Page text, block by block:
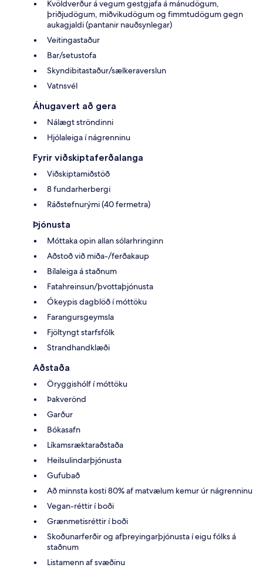
Kvöldverður á vegum gestgjafa á mánudögum,
þriðjudögum, miðvikudögum og fimmtudögum gegn
aukagjaldi (pantanir nauðsynlegar)
Veitingastaður
Bar/setustofa
Skyndibitastaður/sælkeraverslun
Vatnsvél
Áhugavert að gera
Nálægt ströndinni
Hjólaleiga í nágrenninu
Fyrir viðskiptaferðalanga
Viðskiptamiðstöð
8 fundarherbergi
Ráðstefnurými (40 fermetra)
Þjónusta
Móttaka opin allan sólarhringinn
Aðstoð við miða-/ferðakaup
Bílaleiga á staðnum
Fatahreinsun/þvottaþjónusta
Ókeypis dagblöð í móttöku
Farangursgeymsla
Fjöltyngt starfsfólk
Strandhandklæði
Aðstaða
Öryggishólf í móttöku
Þakverönd
Garður
Bókasafn
Líkamsræktaraðstaða
Heilsulindarþjónusta
Gufubað
Að minnsta kosti 80% af matvælum kemur úr nágrenninu
Vegan-réttir í boði
Grænmetisréttir í boði
Skoðunarferðir og afþreyingarþjónusta í eigu fólks á
staðnum
Listamenn af svæðinu